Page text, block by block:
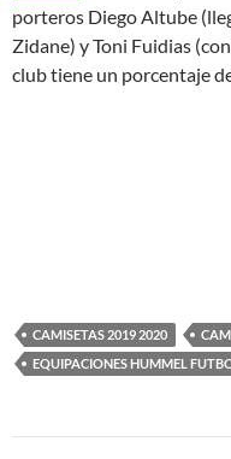
porteros Diego Altube
Zidane) y Toni Fuidias
club tiene un porcentaje
CAMISETAS 2019 2020
EQUIPACIONES HUMMEL